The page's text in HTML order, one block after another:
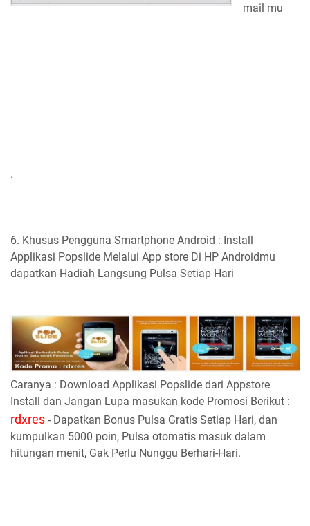
mail mu
.
6. Khusus Pengguna Smartphone Android : Install
Applikasi Popslide Melalui App store Di HP Androidmu
dapatkan Hadiah Langsung Pulsa Setiap Hari
Caranya : Download Applikasi Popslide dari Appstore
Install dan Jangan Lupa masukan kode Promosi Berikut :
rdxres - Dapatkan Bonus Pulsa Gratis Setiap Hari, dan
kumpulkan 5000 poin, Pulsa otomatis masuk dalam
hitungan menit, Gak Perlu Nunggu Berhari-Hari.